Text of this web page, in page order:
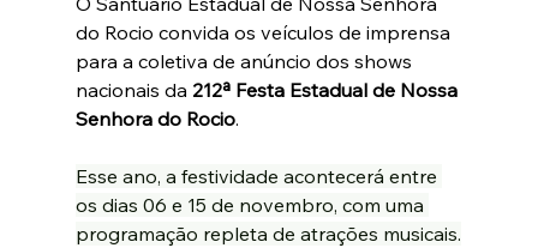
do Rocio convida os veículos de imprensa
para a coletiva de anúncio dos shows
nacionais da 212ª Festa Estadual de Nossa
Senhora do Rocio.
Esse ano, a festividade acontecerá entre
os dias 06 e 15 de novembro, com uma
programação repleta de atrações musicais.